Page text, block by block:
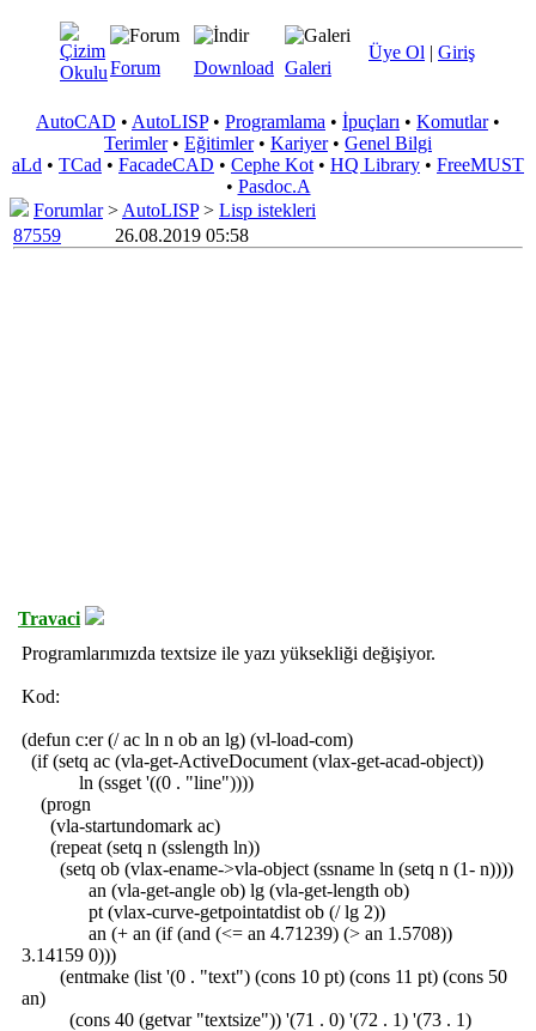
Üye Ol | Giriş
Forum Download Galeri
AutoCAD • AutoLISP• Programlama • İpuçları • Komutlar•
Terimler• Eğitimler• Kariyer• Genel Bilgi
aLd • TCad • FacadeCAD • Cephe Kot • HQ Library • FreeMUST
• Pasdoc.A
Forumlar> AutoLISP> Lisp istekleri
87559
26.08.2019 05:58
Travaci
Programlarımızda textsize ile yazı yüksekliği değişiyor.
Kod:
(defun c:er (/ ac ln n ob an lg) (vl-load-com)
(if (setq ac (vla-get-ActiveDocument (vlax-get-acad-object))
ln (ssget '((0 . "line"))))
(progn
(vla-startundomark ac)
(repeat (setq n (sslength ln))
(setq ob (vlax-ename->vla-object (ssname ln (setq n (1- n))))
an (vla-get-angle ob) lg (vla-get-length ob)
pt (vlax-curve-getpointatdist ob (/ lg 2))
an (+ an (if (and (<= an 4.71239) (> an 1.5708))
3.14159 0)))
(entmake (list '(0 . "text") (cons 10 pt) (cons 11 pt) (cons 50
an)
(cons 40 (getvar "textsize")) '(71 . 0) '(72 . 1) '(73 . 1)